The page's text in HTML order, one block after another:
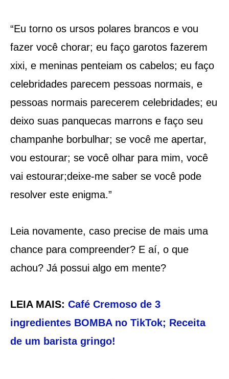
“Eu torno os ursos polares brancos e vou
fazer você chorar; eu faço garotos fazerem
xixi, e meninas penteiam os cabelos; eu faço
celebridades parecem pessoas normais, e
pessoas normais parecerem celebridades; eu
deixo suas panquecas marrons e faço seu
champanhe borbulhar; se você me apertar,
vou estourar; se você olhar para mim, você
vai estourar;deixe-me saber se você pode
resolver este enigma.”
Leia novamente, caso precise de mais uma
chance para compreender? E aí, o que
achou? Já possui algo em mente?
LEIA MAIS: Café Cremoso de 3
ingredientes BOMBA no TikTok; Receita
de um barista gringo!